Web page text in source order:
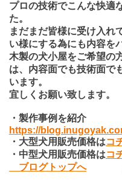
プロの技術でこんな快適
た。
まだまだ皆様に受け入れ
い様にする為にも内容を
木製の犬小屋をご希望
は、内容面でも技術面で
います。
宜しくお願い致します。
・製作事例を紹介
https://
・大型犬用販売価格はコ
・中型犬用販売価格はコ
ブログトップへ